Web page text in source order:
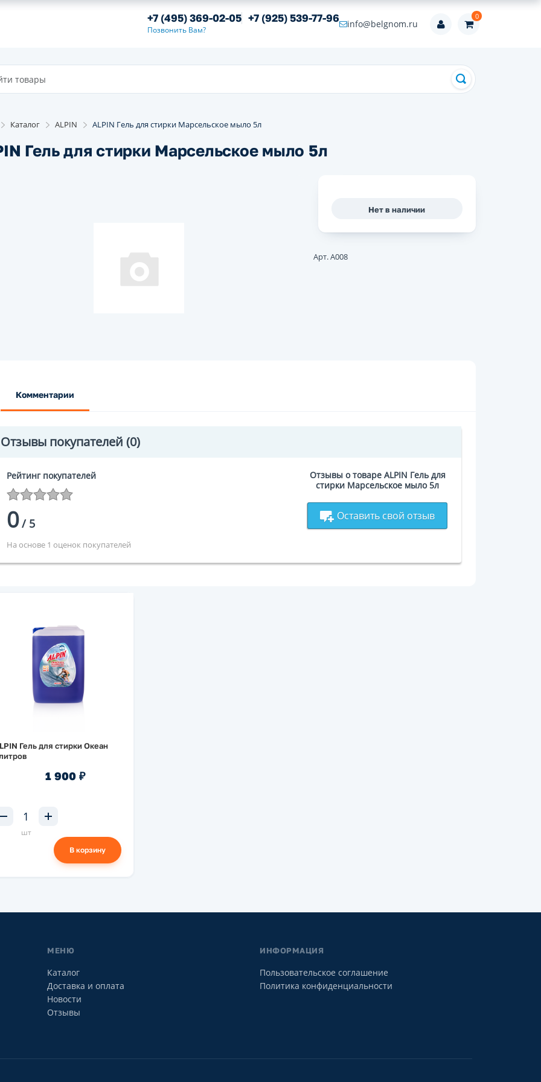
+7 (495) 369-02-05 +7 (925) 539-77-96
Позвонить Вам?
info@belgnom.ru
0
Каталог ALPIN ALPIN Гель для стирки Марсельское мыло 5л
Гель для стирки Марсельское мыло 5л
Нет в наличии
Арт. А008
Комментарии
Отзывы покупателей (0)
Рейтинг покупателей
0/5
На основе 1 оценок покупателей
Отзывы о товаре ALPIN Гель для
стирки Марсельское мыло 5л
Оставить свой отзыв
Гель для стирки Океан
1 900 ₽
шт
В корзину
МЕНЮ
Каталог
Доставка и оплата
Новости
Отзывы
ИНФОРМАЦИЯ
Пользовательское соглашение
Политика конфиденциальности